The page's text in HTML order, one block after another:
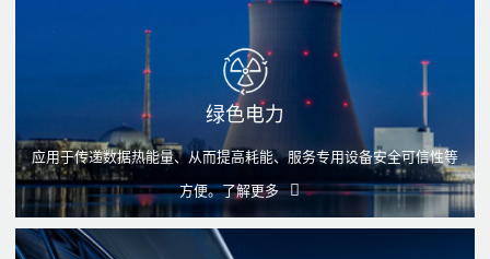
绿色电力
应用于传递数据热能量、从而提高耗能、服务专用设备安全可信性等
方便。了解更多